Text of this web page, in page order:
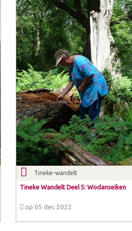
Tineke-wandelt
Tineke Wandelt Deel 5: Wodanseiken
op 05 dec 2022